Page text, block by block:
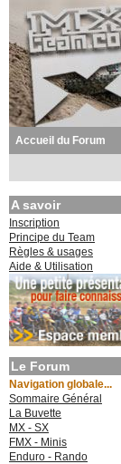
Accueil du Forum
A savoir
Inscription
Principe du Team
Règles & usages
Aide & Utilisation
Le Forum
Navigation globale...
Sommaire Général
La Buvette
MX - SX
FMX - Minis
Enduro - Rando